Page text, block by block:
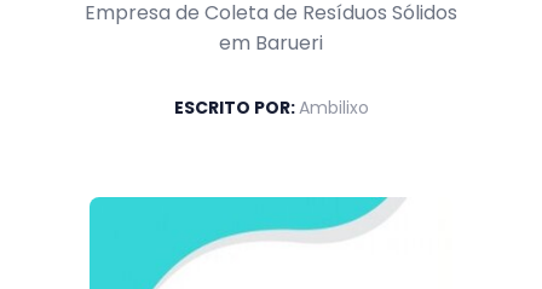
Empresa de Coleta de Resíduos Sólidos
em Barueri
ESCRITO POR:Ambilixo